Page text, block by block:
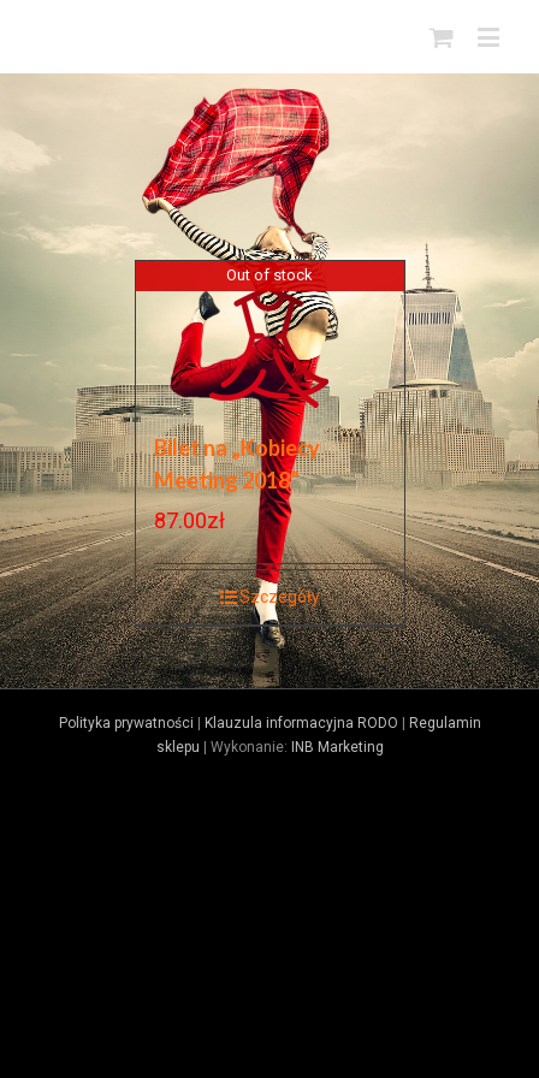
Out of stock
Bilet na „Kobiecy
Meeting 2018”
87.00zł
Szczegóły
Polityka prywatności Klauzula informacyjna RODO
Regulamin
sklepu | Wykonanie: INB Marketing